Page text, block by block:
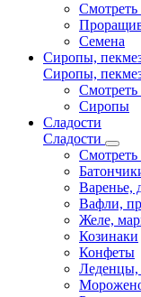
Смотреть
Семена
Сиропы,
Сиропы,
Смотреть
Сиропы
Сладости
Сладости
Смотреть
Варенье,
Вафли,
Желе,
Козинаки
Конфеты
Леденцы,